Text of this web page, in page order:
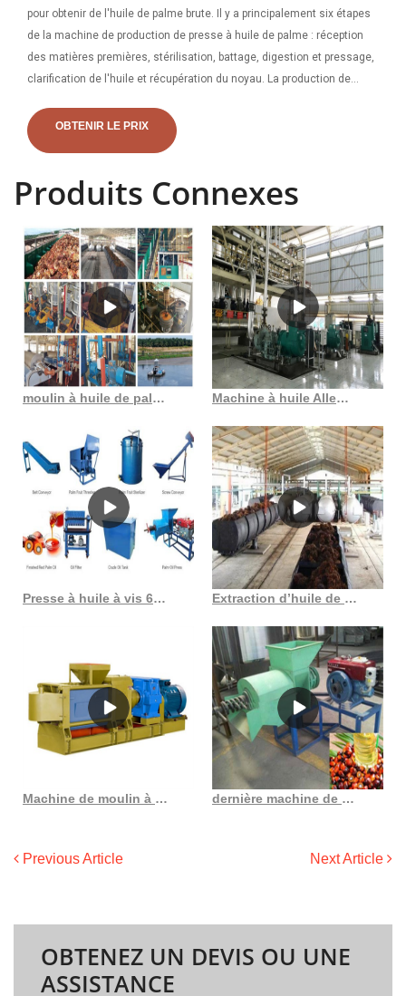
pour obtenir de l'huile de palme brute. Il y a principalement six étapes
de la machine de production de presse à huile de palme : réception
des matières premières, stérilisation, battage, digestion et pressage,
clarification de l'huile et récupération du noyau. La production de
économe en énergie et à faible coût. Presse automatique à expulseur
d'huile. La presse à huile automatique de la série Doing est une
production d'huile élevé avec une bonne qualité, une conception
huile automatique peut être utilisée pour presser diverses matières
premières, telles que comme les cacahuètes, les graines de colza
OBTENIR LE PRIX
Produits Connexes
moulin à huile de palme intégré dans la fabrication d’osisioma ngwa Machine à huile Allemagne Machine de traitement d’huile de palme au Costa Rica
Presse à huile à vis 6yl 80, machine de raffinage d’huile, presse à huile de palme à haut rendement Extraction d’huile de palmier pressée à froid Researchgate au Costa Rica
Machine de moulin à huile de palme de hwaygroup au Burkina Faso dernière machine de traitement de raffinerie d’huile de palme de style au Costa Rica
Previous Article Next Article
OBTENEZ UN DEVIS OU UNE
ASSISTANCE